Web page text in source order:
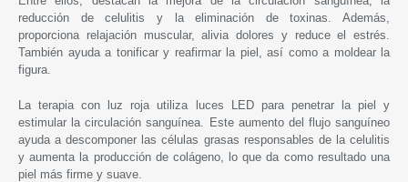
reducción de celulitis y la eliminación de toxinas. Además,
proporciona relajación muscular, alivia dolores y reduce el estrés.
También ayuda a tonificar y reafirmar la piel, así como a moldear la
figura.
La terapia con luz roja utiliza luces LED para penetrar la piel y
estimular la circulación sanguínea. Este aumento del flujo sanguíneo
ayuda a descomponer las células grasas responsables de la celulitis
y aumenta la producción de colágeno, lo que da como resultado una
piel más firme y suave.